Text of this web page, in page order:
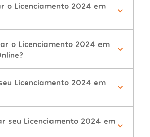
o Licenciamento 2024 em
o Licenciamento 2024 em
Licenciamento 2024 em
seu Licenciamento 2024 em